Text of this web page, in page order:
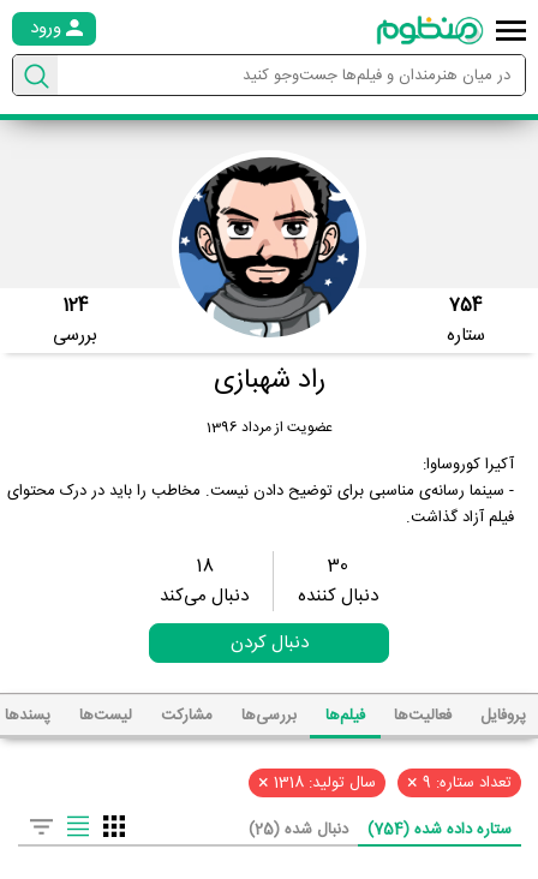
ورود
754
ستاره
124
بررسی
راد شهبازی
عضویت از مرداد 1396
آکیرا کوروساوا:
- سینما رسانه‌ی مناسبی برای توضیح دادن نیست. مخاطب را باید در درک محتوای
فیلم آزاد گذاشت.
30
دنبال کننده
18
دنبال می‌کند
دنبال کردن
پروفایل فعالیت‌ها فیلم‌ها بررسی‌ها مشارکت لیست‌ها پسند‌ها
تعداد ستاره: 9 × سال تولید: 1318 ×
ستاره داده شده (754) دنبال شده (25)